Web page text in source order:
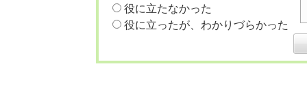
役に立たなかった
役に立ったが、わかりづらかった